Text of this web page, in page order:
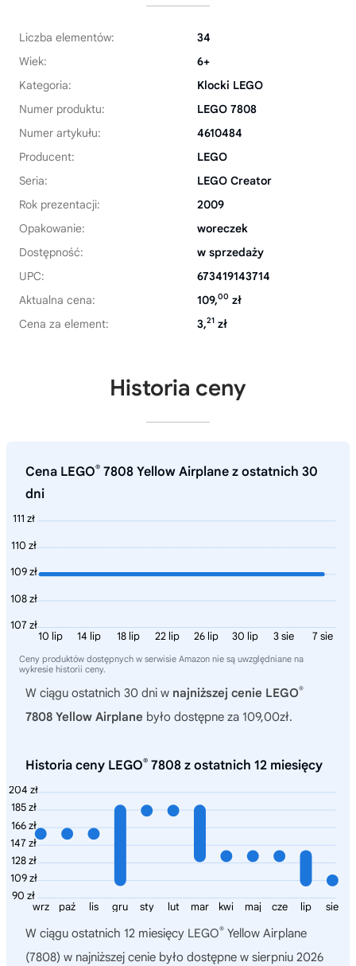
Liczba elementów:
34
Wiek:
6+
Kategoria:
Klocki LEGO
Numer produktu:
LEGO 7808
Numer artykułu:
4610484
Producent:
LEGO
Seria:
LEGO Creator
Rok prezentacji:
2009
Opakowanie:
woreczek
Dostępność:
w sprzedaży
UPC:
673419143714
Aktualna cena:
109,00 zł
Cena za element:
3,21 zł
Historia ceny
Cena LEGO® 7808 Yellow Airplane z ostatnich 30
dni
111 zł
110 zł
109 zł
108 zł
107 zł
7 sie
3 sie
30 lip
26 lip
22 lip
18 lip
14 lip
10 lip
Ceny produktów dostępnych w serwisie Amazon nie są uwzględniane na
wykresie historii ceny.
W ciągu ostatnich 30 dni w najniższej cenie LEGO®
7808 Yellow Airplane było dostępne za 109,00zł.
Historia ceny LEGO® 7808 z ostatnich 12 miesięcy
204 zł
185 zł
166 zł
147 zł
128 zł
109 zł
90 zł
sie
lip
cze
maj
kwi
mar
lut
sty
gru
lis
paź
wrz
W ciągu ostatnich 12 miesięcy LEGO® Yellow Airplane
(7808) w najniższej cenie było dostępne w sierpniu 2026